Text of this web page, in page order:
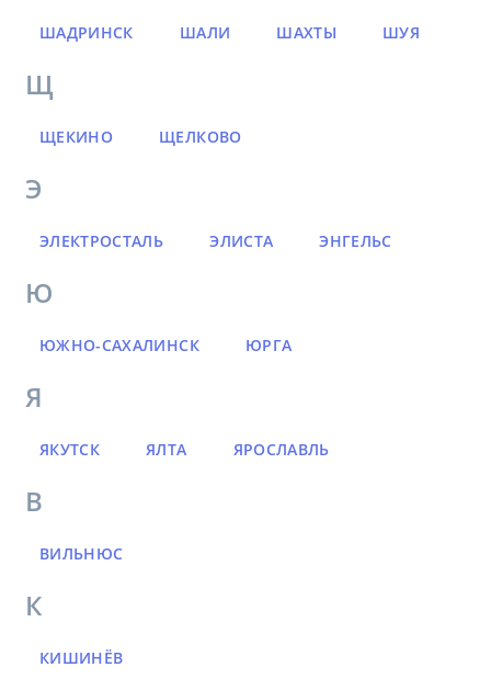
ШАДРИНСК ШАЛИ ШАХТЫ ШУЯ
Щ
ЩЕКИНО ЩЕЛКОВО
Э
ЭЛЕКТРОСТАЛЬ ЭЛИСТА ЭНГЕЛЬС
Ю
ЮЖНО-САХАЛИНСК ЮРГА
Я
ЯКУТСК ЯЛТА ЯРОСЛАВЛЬ
В
ВИЛЬНЮС
К
КИШИНЁВ